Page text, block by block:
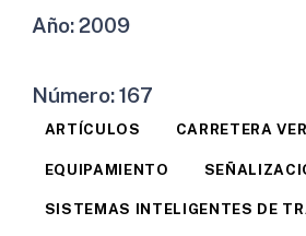
Año:2009
Número:167
ARTÍCULOS CARRETERA
EQUIPAMIENTO
SISTEMAS INTELIGENTES DE